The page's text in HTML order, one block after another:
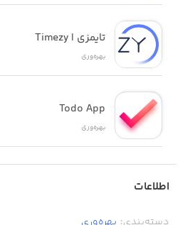
تایمزی | Timezy
بهره‌وری
Todo App
بهره‌وری
اطلاعات